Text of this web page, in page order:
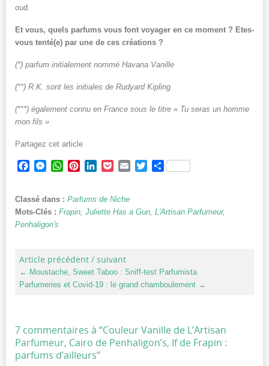
oud.
Et vous, quels parfums vous font voyager en ce moment ? Etes-
vous tenté(e) par une de ces créations ?
(*) parfum initialement nommé Havana Vanille
(**) R.K. sont les initiales de Rudyard Kipling
(***) également connu en France sous le titre « Tu seras un homme
mon fils »
Partagez cet article
Facebook
Messenger
WhatsApp
PinterestLinkedInPocketEmailTwitterPartager
Classé dans : Parfums de Niche
Mots-Clés : Frapin Juliette Has a Gun L'Artisan Parfumeur,
Penhaligon's
Article précédent / suivant
← Moustache, Sweet Taboo : Sniff-test Parfumista
Parfumeries et Covid-19 : le grand chamboulement →
7 commentaires à “Couleur Vanille de L’Artisan
Parfumeur, Cairo de Penhaligon’s, If de Frapin :
parfums d’ailleurs”